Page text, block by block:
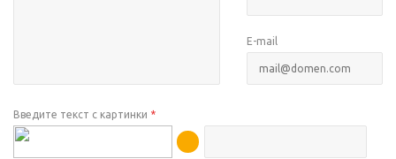
E-mail
Введите текст с картинки *